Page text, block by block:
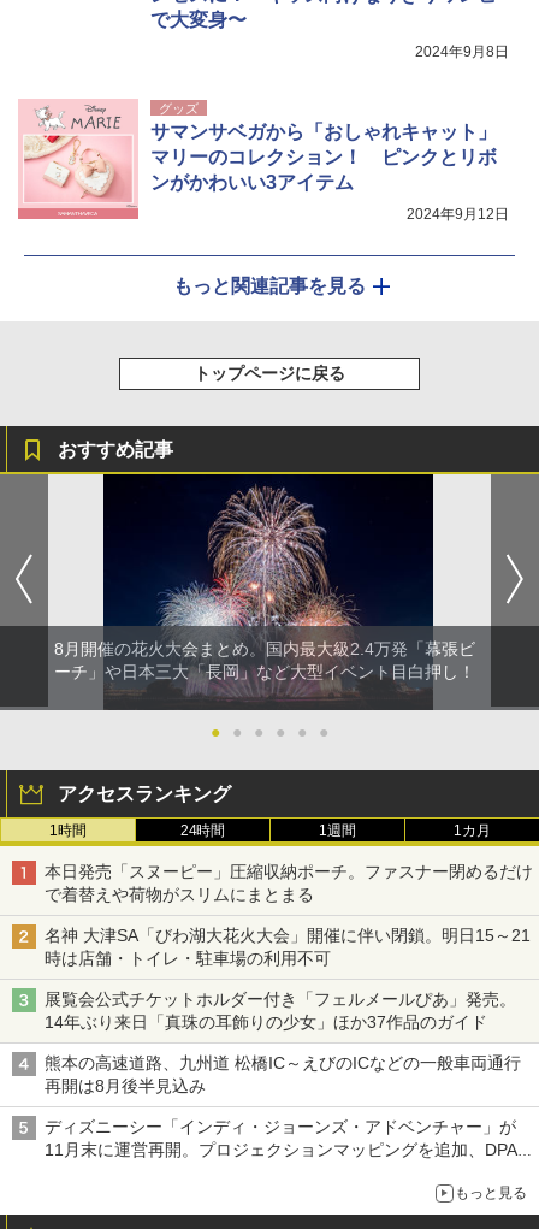
で大変身〜
2024年9月8日
グッズ
サマンサベガから「おしゃれキャット」
マリーのコレクション！ ピンクとリボ
ンがかわいい3アイテム
2024年9月12日
もっと関連記事を見る
トップページに戻る
おすすめ記事
8月開催の花火大会まとめ。国内最大級2.4万発「幕張ビ
ーチ」や日本三大「長岡」など大型イベント目白押し！
● ● ● ● ● ●
アクセスランキング
1時間 24時間 1週間 1カ月
本日発売「スヌーピー」圧縮収納ポーチ。ファスナー閉めるだけ
で着替えや荷物がスリムにまとまる
名神 大津SA「びわ湖大花火大会」開催に伴い閉鎖。明日15～21
時は店舗・トイレ・駐車場の利用不可
展覧会公式チケットホルダー付き「フェルメールぴあ」発売。
14年ぶり来日「真珠の耳飾りの少女」ほか37作品のガイド
熊本の高速道路、九州道 松橋IC～えびのICなどの一般車両通行
再開は8月後半見込み
ディズニーシー「インディ・ジョーンズ・アドベンチャー」が
11月末に運営再開。プロジェクションマッピングを追加、DPA
もっと見る